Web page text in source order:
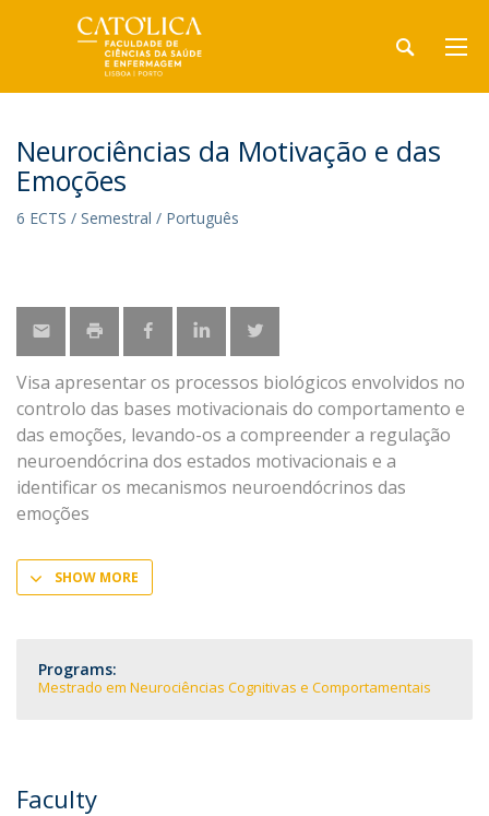
Neurociências da Motivação e das
Emoções
6 ECTS / Semestral / Português
Visa apresentar os processos biológicos envolvidos no
controlo das bases motivacionais do comportamento e
das emoções, levando-os a compreender a regulação
neuroendócrina dos estados motivacionais e a
identificar os mecanismos neuroendócrinos das
emoções
SHOW MORE
Programs:
Mestrado em Neurociências Cognitivas e Comportamentais
Faculty